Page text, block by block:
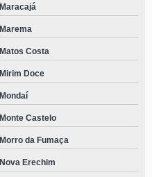
Maracajá
Marema
Matos Costa
Mirim Doce
Mondaí
Monte Castelo
Morro da Fumaça
Nova Erechim